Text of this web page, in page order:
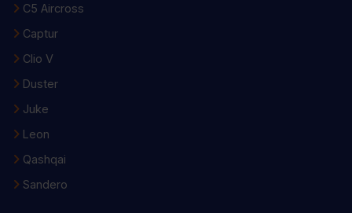
C5 Aircross
Captur
Clio V
Duster
Juke
Leon
Qashqai
Sandero